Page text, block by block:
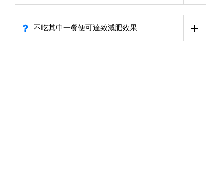
不吃其中一餐便可達致減肥效果